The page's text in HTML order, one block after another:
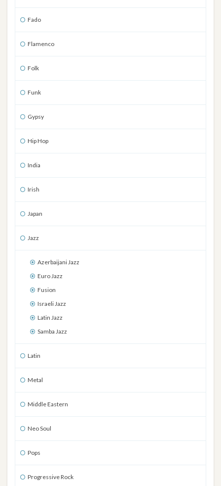
Fado
Flamenco
Folk
Funk
Gypsy
Hip Hop
India
Irish
Japan
Jazz
Azerbaijani Jazz
Euro Jazz
Fusion
Israeli Jazz
Latin Jazz
Samba Jazz
Latin
Metal
Middle Eastern
Neo Soul
Pops
Progressive Rock